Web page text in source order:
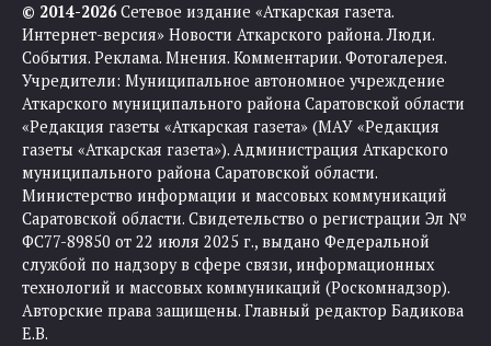
© 2014-2026Сетевое издание «Аткарская газета.
Интернет-версия» Новости Аткарского района. Люди.
События. Реклама. Мнения. Комментарии. Фотогалерея.
Учредители: Муниципальное автономное учреждение
Аткарского муниципального района Саратовской области
«Редакция газеты «Аткарская газета» (МАУ «Редакция
газеты «Аткарская газета»). Администрация Аткарского
муниципального района Саратовской области.
Министерство информации и массовых коммуникаций
Саратовской области. Свидетельство о регистрации Эл №
ФС77-89850 от 22 июля 2025 г., выдано Федеральной
службой по надзору в сфере связи, информационных
технологий и массовых коммуникаций (Роскомнадзор).
Авторские права защищены. Главный редактор Бадикова
Е.В.